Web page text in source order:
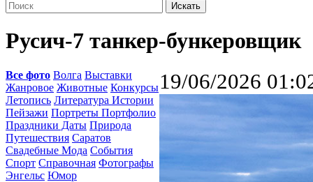
Русич-7 танкер-бункеровщик
Все фото Волга Выставки
Жанровое Животные Конкурсы
Летопись Литература Истории
Пейзажи Портреты Портфолио
Праздники Даты Природа
Путешествия Саратов
Свадебные Мода События
Спорт Справочная Фотографы
Энгельс Юмор
19/06/2026